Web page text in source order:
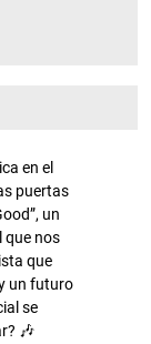
en el
puertas
un
que nos
que
un futuro
se
🎶